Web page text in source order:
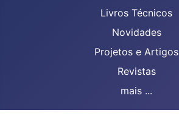
Livros Técnicos
Novidades
Projetos e Artigos
Revistas
mais ...